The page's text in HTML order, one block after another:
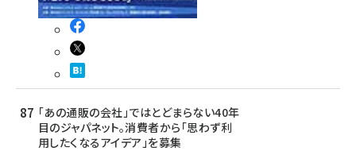
「あの通販の会社」ではとどまらない40年
目のジャパネット。消費者から「思わず利
用したくなるアイデア」を募集